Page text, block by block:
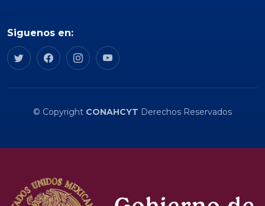
Siguenos en:
© Copyright CONAHCYT Derechos Reservados